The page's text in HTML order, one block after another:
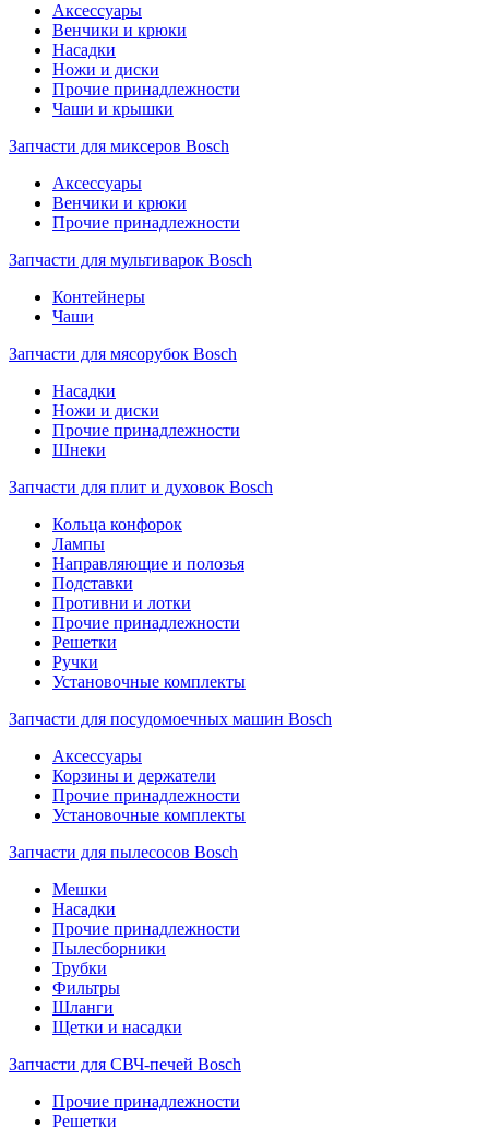
Аксессуары
Венчики и крюки
Насадки
Ножи и диски
Прочие принадлежности
Чаши и крышки
Запчасти для миксеров Bosch
Аксессуары
Венчики и крюки
Прочие принадлежности
Запчасти для мультиварок Bosch
Контейнеры
Чаши
Запчасти для мясорубок Bosch
Насадки
Ножи и диски
Прочие принадлежности
Шнеки
Запчасти для плит и духовок Bosch
Кольца конфорок
Лампы
Направляющие и полозья
Подставки
Противни и лотки
Прочие принадлежности
Решетки
Ручки
Установочные комплекты
Запчасти для посудомоечных машин Bosch
Аксессуары
Корзины и держатели
Прочие принадлежности
Установочные комплекты
Запчасти для пылесосов Bosch
Мешки
Насадки
Прочие принадлежности
Пылесборники
Трубки
Фильтры
Шланги
Щетки и насадки
Запчасти для СВЧ-печей Bosch
Прочие принадлежности
Решетки